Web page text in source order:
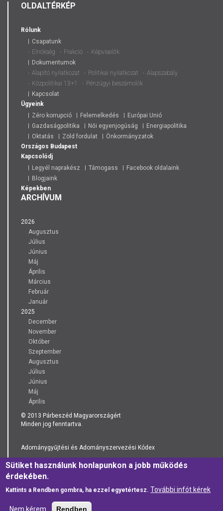
OLDALTÉRKÉP
Rólunk
Csapatunk
Elnökség
Frakció
Képviselők
Dokumentumok
Alapító nyilatkozat
Politikai nyilatkozat
Alapszabály
Közpolitikai 13+1
Pénzügyi beszámolók
Kapcsolat
Ügyeink
Zéro korrupció
Felemelkedés
Európai Unió
Gazdaságpolitika
Női egyenjogúság
Energiapolitika
Oktatás
Zöld fordulat
Önkormányzatok
Országos Budapest
Kapcsolódj
Legyél naprakész
Támogass
Facebook oldalaink
Blogjaink
Képekben
ARCHÍVUM
2026
Augusztus
Július
Június
Máj
Április
Március
Február
Január
2025
December
November
Október
Szeptember
Augusztus
Július
Június
Máj
Április
© 2013 Párbeszéd Magyarországért
Minden jog fenntartva.
Adománygyűjtési és Adományszervezési Kódex
Sütiket használunk honlapunkon a jobb működés
érdekében.
Kattints a Rendben gombra, ha ezzel egyetértesz. További infót kérek
Nem kérem Rendben